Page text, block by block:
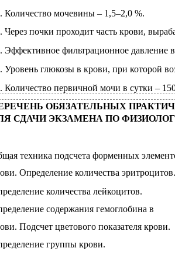
Количество мочевины – 1,5–2,0 %.
Через почки проходит часть крови,
Эффективное фильтрационное давление
Уровень глюкозы в крови, при которой
Количество первичной мочи в сутки –
ОБЯЗАТЕЛЬНЫХ
СДАЧИ ЭКЗАМЕНА ПО
техника подсчета форменных
Определение количества эритроцитов.
количества лейкоцитов.
содержания гемоглобина в
Подсчет цветового показателя крови.
группы крови.